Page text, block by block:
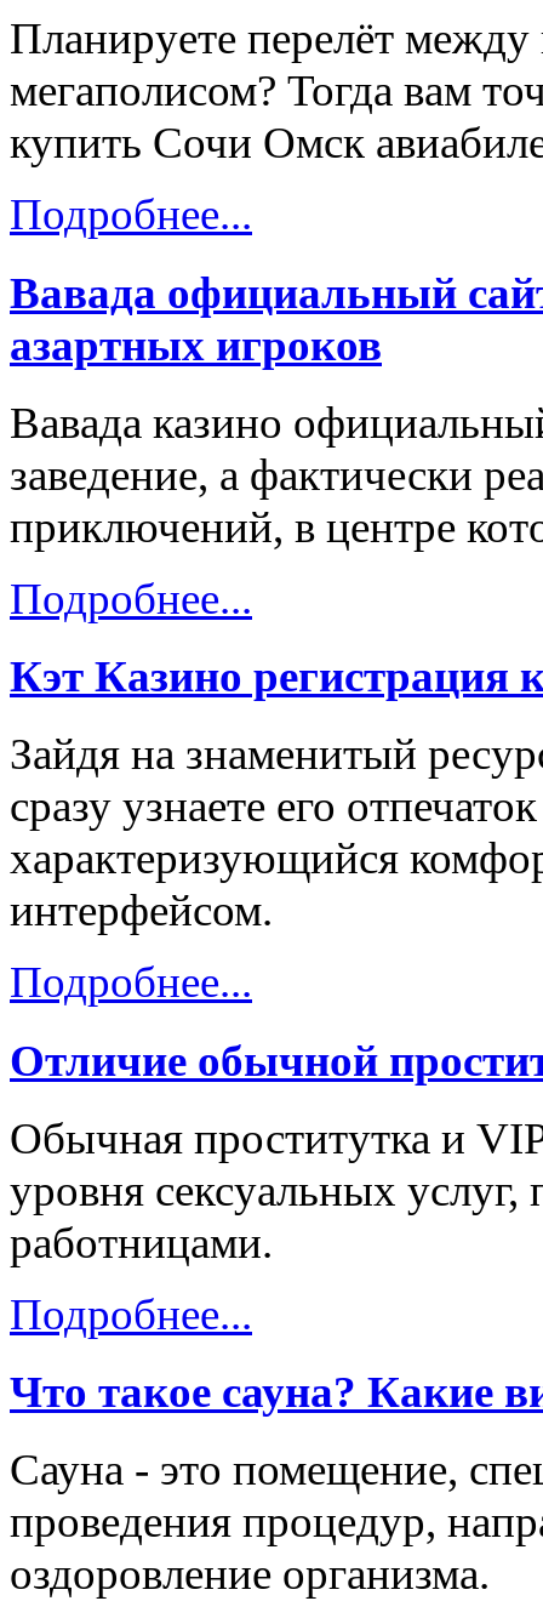
Планируете перелёт
мегаполисом? Тогда вам
купить Сочи Омск
Подробнее...
Вавада официальный
азартных игроков
Вавада казино
заведение, а фактически
приключений, в центре
Подробнее...
Кэт Казино регистрация
Зайдя на знаменитый
сразу узнаете его
характеризующийся
интерфейсом.
Подробнее...
Отличие обычной
Обычная проститутка и
уровня сексуальных услуг,
работницами.
Подробнее...
Что такое сауна? Какие
Сауна - это помещение,
проведения процедур,
оздоровление организма.